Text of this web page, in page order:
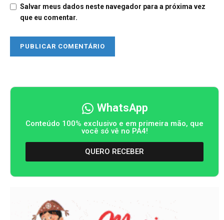
Salvar meus dados neste navegador para a próxima vez
que eu comentar.
WhatsApp
Conteúdo 100% exclusivo e em primeira mão, que
você só vê no PA4!
QUERO RECEBER